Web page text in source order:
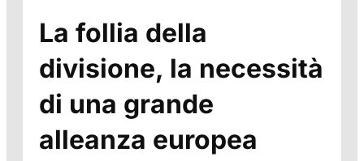
La follia della
divisione, la necessità
di una grande
alleanza europea